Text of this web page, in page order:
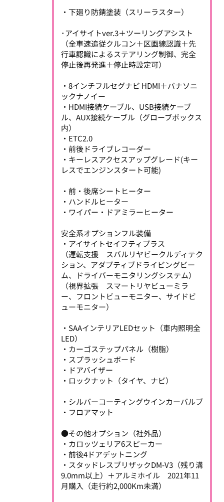
・下廻り防錆塗装（スリーラスター）
･アイサイトver.3＋ツーリングアシスト
（全車速追従クルコン＋区画線認識＋先
行車認識によるステアリング制御、完全
停止後再発進＋停止時設定可）
・8インチフルセグナビ HDMI＋パナソニ
ックナノイー
・HDMI接続ケーブル、USB接続ケーブ
ル、AUX接続ケーブル（グローブボックス
内）
・ETC2.0
・前後ドライブレコーダー
・キーレスアクセスアップグレード(キー
レスでエンジンスタート可能)
・前・後席シートヒーター
・ハンドルヒーター
・ワイパー・ドアミラーヒーター
安全系オプションフル装備
・アイサイトセイフティプラス
（運転支援 スバルリヤビークルディテク
ション、アダプティブドライビングビー
ム、ドライバーモニタリングシステム）
（視界拡張 スマートリヤビューミラ
ー、フロントビューモニター、サイドビ
ューモニター）
・SAAインテリアLEDセット（車内照明全
LED）
・カーゴステップパネル（樹脂）
・スプラッシュボード
・ドアバイザー
・ロックナット（タイヤ、ナビ）
・シルバーコーティングウインカーバルブ
・フロアマット
●その他オプション（社外品）
・カロッツェリア6スピーカー
・前後4ドアデットニング
・スタッドレスブリザックDM-V3（残り溝
9.0mm以上）＋アルミホイル 2021年11
月購入（走行約2,000Km未満）